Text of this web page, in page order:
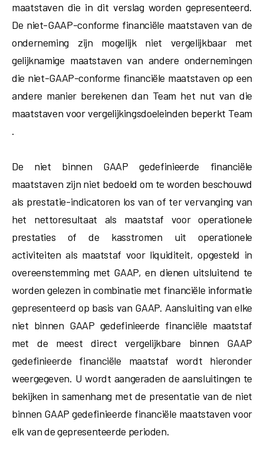
maatstaven die in dit verslag worden gepresenteerd.
De niet-GAAP-conforme financiële maatstaven van de
onderneming zijn mogelijk niet vergelijkbaar met
gelijknamige maatstaven van andere ondernemingen
die niet-GAAP-conforme financiële maatstaven op een
andere manier berekenen dan Team het nut van die
maatstaven voor vergelijkingsdoeleinden beperkt Team
.
De niet binnen GAAP gedefinieerde financiële
maatstaven zijn niet bedoeld om te worden beschouwd
als prestatie-indicatoren los van of ter vervanging van
het nettoresultaat als maatstaf voor operationele
prestaties of de kasstromen uit operationele
activiteiten als maatstaf voor liquiditeit, opgesteld in
overeenstemming met GAAP, en dienen uitsluitend te
worden gelezen in combinatie met financiële informatie
gepresenteerd op basis van GAAP. Aansluiting van elke
niet binnen GAAP gedefinieerde financiële maatstaf
met de meest direct vergelijkbare binnen GAAP
gedefinieerde financiële maatstaf wordt hieronder
weergegeven. U wordt aangeraden de aansluitingen te
bekijken in samenhang met de presentatie van de niet
binnen GAAP gedefinieerde financiële maatstaven voor
elk van de gepresenteerde perioden.